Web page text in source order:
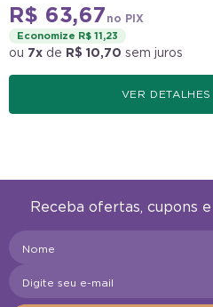
R$ 63,67 no PIX
Economize R$ 11,23
ou 7x de R$ 10,70 sem juros
VER DETALHES
Receba ofertas, cupons
Nome
Digite seu e-mail